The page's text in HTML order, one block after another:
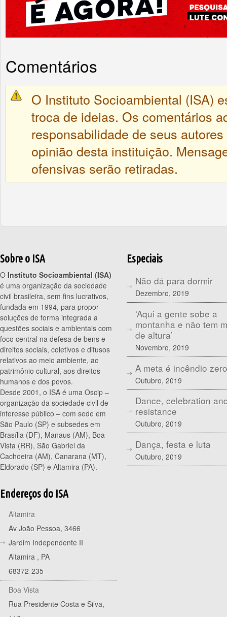
Comentários
O Instituto Socioambiental (ISA)
troca de ideias. Os comentários
responsabilidade de seus
opinião desta instituição.
ofensivas serão retiradas.
Sobre o ISA
O Instituto Socioambiental (ISA)
é uma organização da sociedade
civil brasileira, sem fins lucrativos,
fundada em 1994, para propor
soluções de forma integrada a
questões sociais e ambientais com
foco central na defesa de bens e
direitos sociais, coletivos e difusos
relativos ao meio ambiente, ao
patrimônio cultural, aos direitos
humanos e dos povos.
Desde 2001, o ISA é uma Oscip –
organização da sociedade civil de
interesse público – com sede em
São Paulo (SP) e subsedes em
Brasília (DF), Manaus (AM), Boa
Vista (RR), São Gabriel da
Cachoeira (AM), Canarana (MT),
Eldorado (SP) e Altamira (PA).
Endereços do ISA
Altamira
Av João Pessoa, 3466
Jardim Independente II
Altamira , PA
68372-235
Boa Vista
Rua Presidente Costa e Silva,
Especiais
Não dá para dormir
Dezembro, 2019
‘Aqui a gente sobe a
montanha e não tem
de altura’
Novembro, 2019
A meta é incêndio zero
Outubro, 2019
Dance, celebration
resistance
Outubro, 2019
Dança, festa e luta
Outubro, 2019